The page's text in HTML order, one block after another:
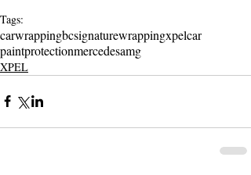
Tags:
carwrappingbcsignaturewrappingxpelcar
paintprotectionmercedesamg
XPEL